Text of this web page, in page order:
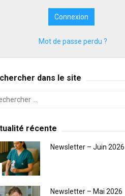
Mot de passe perdu ?
dans le site
récente
Newsletter – Juin 2026
Newsletter – Mai 2026